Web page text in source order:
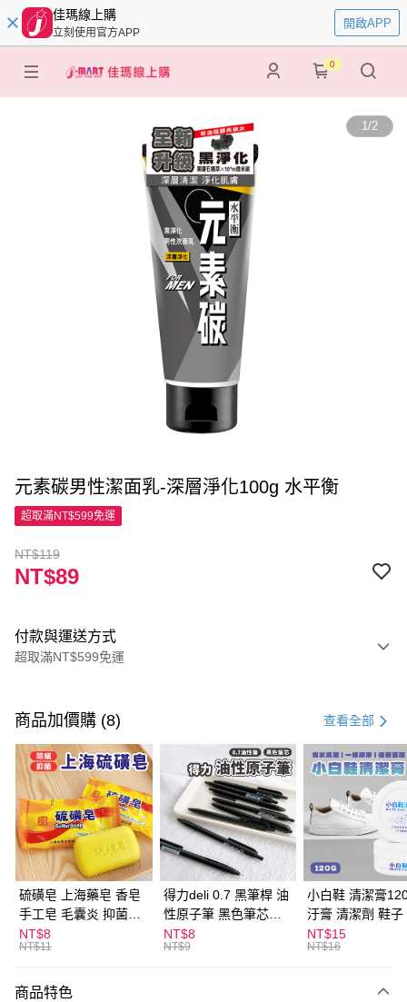
佳瑪線上購
立刻使用官方APP
開啟APP
0
1/2
元素碳男性潔面乳-深層淨化100g 水平衡
超取滿NT$599免運
NT$119
NT$89
付款與運送方式
超取滿NT$599免運
信用卡一次付款
超商取貨付款
LINE Pay
Apple Pay
街口支付
悠遊付
ATM付款
全家取貨付款
商品加價購 (8) 查看全部
硫磺皂 上海藥皂 香皂
手工皂 毛囊炎 抑菌除
蟎 清潔護膚 去油去痘
寵物皮膚病 狗狗貓咪
NT$8
NT$11
得力deli 0.7 黑筆桿 油
性原子筆 黑色筆芯
S304
NT$8
NT$9
小白鞋 清潔膏
汙膏 清潔劑 鞋子
漬 白皮鞋 鞋油
NT$15
NT$16
商品特色